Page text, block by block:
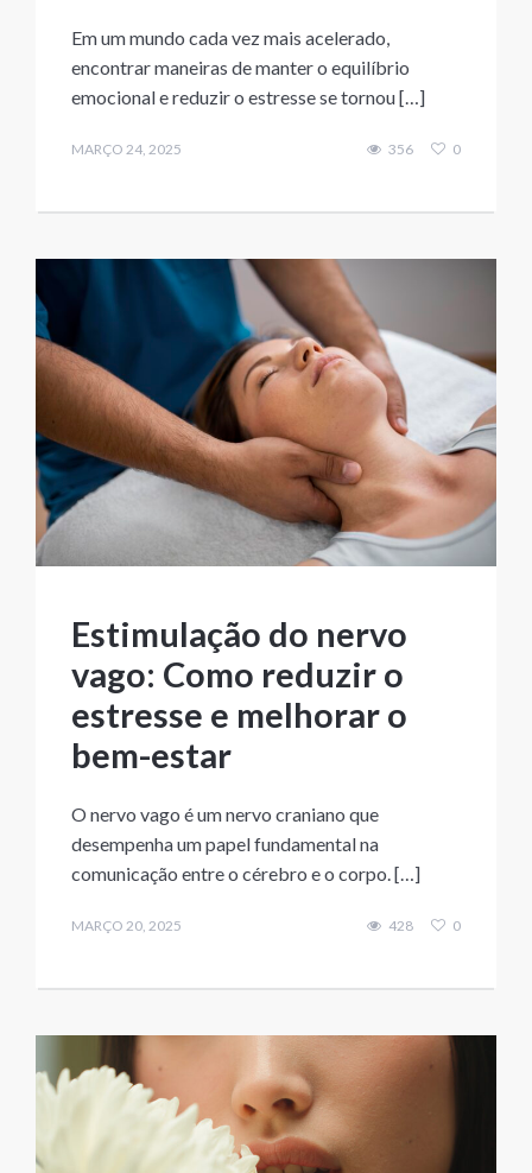
Em um mundo cada vez mais acelerado,
encontrar maneiras de manter o equilíbrio
emocional e reduzir o estresse se tornou […]
MARÇO 24, 2025 356 0
Estimulação do nervo
vago: Como reduzir o
estresse e melhorar o
bem-estar
O nervo vago é um nervo craniano que
desempenha um papel fundamental na
comunicação entre o cérebro e o corpo. […]
MARÇO 20, 2025 428 0